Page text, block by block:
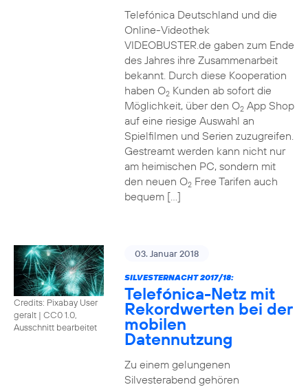
Telefónica Deutschland und die
Online-Videothek
VIDEOBUSTER.de gaben zum Ende
des Jahres ihre Zusammenarbeit
bekannt. Durch diese Kooperation
haben O2Kunden ab sofort die
Möglichkeit, über den O2App Shop
auf eine riesige Auswahl an
Spielfilmen und Serien zuzugreifen.
Gestreamt werden kann nicht nur
am heimischen PC, sondern mit
den neuen O2Free Tarifen auch
bequem […]
Credits: Pixabay User
geralt | CC0 1.0,
Ausschnitt bearbeitet
03. Januar 2018
SILVESTERNACHT 2017/18:
Telefónica-Netz mit
Rekordwerten bei der
mobilen
Datennutzung
Zu einem gelungenen
Silvesterabend gehören